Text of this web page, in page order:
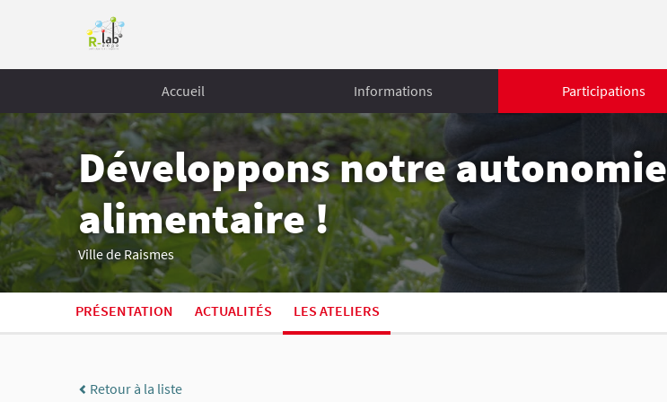
Accueil Informations Participations
Développons notre autonomie
alimentaire !
Ville de Raismes
PRÉSENTATION ACTUALITÉS LES ATELIERS
Retour à la liste